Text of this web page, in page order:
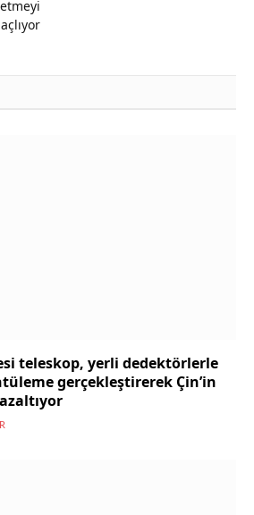
teleskop, yerli dedektörlerle
gerçekleştirerek Çin’in
azaltıyor